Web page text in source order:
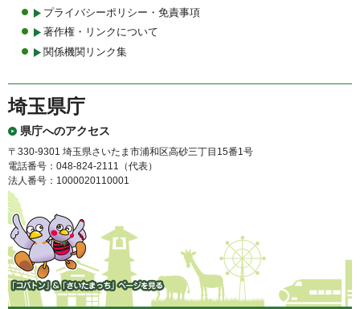
プライバシーポリシー・免責事項
著作権・リンクについて
関係機関リンク集
埼玉県庁
県庁へのアクセス
〒330-9301 埼玉県さいたま市浦和区高砂三丁目15番1号
電話番号：048-824-2111（代表）
法人番号：1000020110001
「コバトン」&「さいたまっ